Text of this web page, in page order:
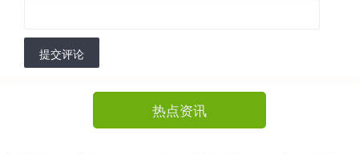
提交评论
热点资讯